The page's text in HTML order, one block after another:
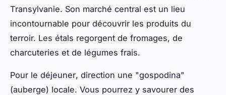
Transylvanie. Son marché central est un lieu
incontournable pour découvrir les produits du
terroir. Les étals regorgent de fromages, de
charcuteries et de légumes frais.
Pour le déjeuner, direction une "gospodina"
(auberge) locale. Vous pourrez y savourer des